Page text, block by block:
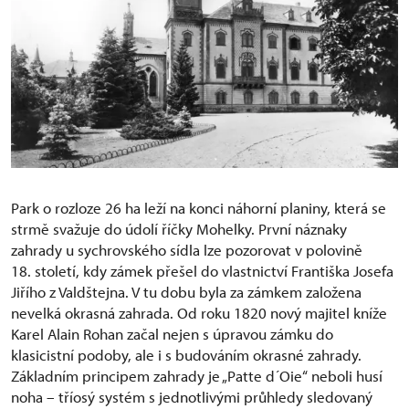
Park o rozloze 26 ha leží na konci náhorní planiny, která se
strmě svažuje do údolí říčky Mohelky. První náznaky
zahrady u sychrovského sídla lze pozorovat v polovině
18. století, kdy zámek přešel do vlastnictví Františka Josefa
Jiřího z Valdštejna. V tu dobu byla za zámkem založena
nevelká okrasná zahrada. Od roku 1820 nový majitel kníže
Karel Alain Rohan začal nejen s úpravou zámku do
klasicistní podoby, ale i s budováním okrasné zahrady.
Základním principem zahrady je „Patte d´Oie“ neboli husí
noha – tříosý systém s jednotlivými průhledy sledovaný